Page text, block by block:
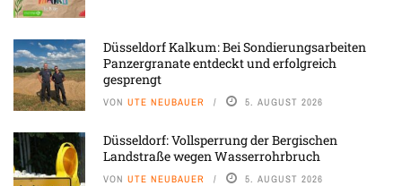
Düsseldorf Kalkum: Bei Sondierungsarbeiten
Panzergranate entdeckt und erfolgreich
gesprengt
VON UTE NEUBAUER 5. AUGUST 2026
Düsseldorf: Vollsperrung der Bergischen
Landstraße wegen Wasserrohrbruch
VON UTE NEUBAUER 5. AUGUST 2026